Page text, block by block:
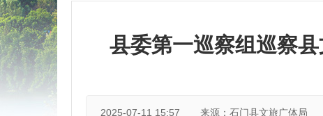
县委第一巡察组巡察
2025-07-11 15:57 来源：石门县文旅广体局